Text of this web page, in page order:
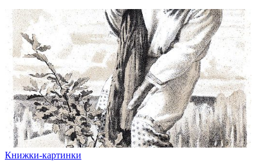
Книжки-картинки